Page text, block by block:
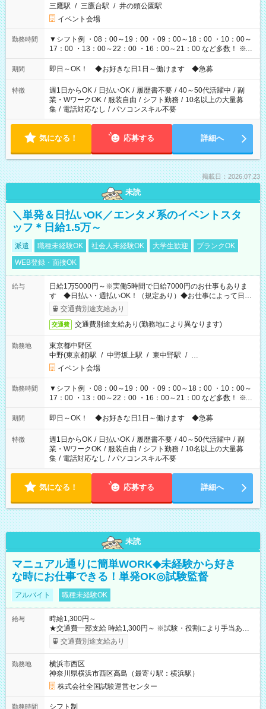
三鷹駅 / 三鷹台駅 / 井の頭公園駅
イベント会場
勤務時間
▼シフト例 ・08：00～19：00 ・09：00～18：00 ・10：00～
17：00 ・13：00～22：00 ・16：00～21：00 など多数！ ※お
仕事により勤務時間が異なります
期間 即日～OK！ ◆お好きな日1日～働けます ◆急募
特徴 週1日からOK / 日払いOK / 履歴書不要 / 40～50代活躍中 / 副
業・WワークOK / 服装自由 / シフト勤務 / 10名以上の大量募
集 / 電話対応なし / パソコンスキル不要
気になる！ 応募する 詳細へ
掲載日：2026.07.23
未読
＼単発＆日払いOK／エンタメ系のイベントスタ
ッフ＊日給1.5万～
派遣 職種未経験OK 社会人未経験OK 大学生歓迎
ブランクOK
WEB登録・面接OK
給与
日給1万5000円～※実働5時間で日給7000円のお仕事もありま
す ◆日払い・週払いOK！（規定あり）◆お仕事によって日給
も異なります
交通費別途支給あり
交通費 交通費別途支給あり(勤務地により異なります)
勤務地
東京都中野区
中野(東京都)駅 / 中野坂上駅 / 東中野駅 / …
イベント会場
勤務時間
▼シフト例 ・08：00～19：00 ・09：00～18：00 ・10：00～
17：00 ・13：00～22：00 ・16：00～21：00 など多数！ ※お
仕事により勤務時間が異なります
期間 即日～OK！ ◆お好きな日1日～働けます ◆急募
特徴 週1日からOK / 日払いOK / 履歴書不要 / 40～50代活躍中 / 副
業・WワークOK / 服装自由 / シフト勤務 / 10名以上の大量募
集 / 電話対応なし / パソコンスキル不要
気になる！ 応募する 詳細へ
未読
マニュアル通りに簡単WORK◆未経験から好き
な時にお仕事できる！単発OK◎試験監督
アルバイト 職種未経験OK
給与
時給1,300円～
★交通費一部支給 時給1,300円～ ※試験・役割により手当あり
※勤務回数により昇給あり 【即給（前払い）オプションあ
り！】 希望される場合、勤務から1週間ほどで給与の一部を受け
例】 ・河合塾模擬試験 8:30～17:30（休憩1時間） 時給1,300円
×8時間＝日収10,400円＋交通費 ※当日の役割により時給＋100
円の場合あり ・国家試験 7:00～13:30（休憩なし） 時給1,300
円（役割手当＋100円）×6時間＝日収8,400円＋交通費 【試用期
間】試用期間なし
交通費別途支給あり
勤務地
横浜市西区
神奈川県横浜市西区高島（最寄り駅：横浜駅）
株式会社全国試験運営センター
勤務時間 シフト制